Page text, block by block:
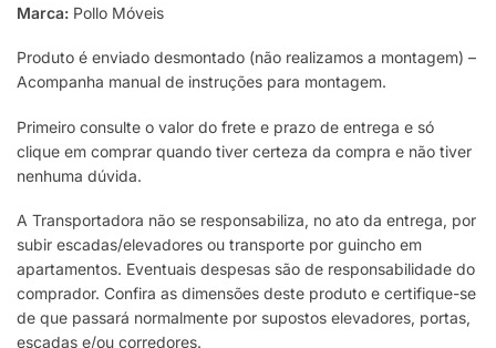
Marca: Pollo Móveis
Produto é enviado desmontado (não realizamos a montagem) –
Acompanha manual de instruções para montagem.
Primeiro consulte o valor do frete e prazo de entrega e só
clique em comprar quando tiver certeza da compra e não tiver
nenhuma dúvida.
A Transportadora não se responsabiliza, no ato da entrega, por
subir escadas/elevadores ou transporte por guincho em
apartamentos. Eventuais despesas são de responsabilidade do
comprador. Confira as dimensões deste produto e certifique-se
de que passará normalmente por supostos elevadores, portas,
escadas e/ou corredores.